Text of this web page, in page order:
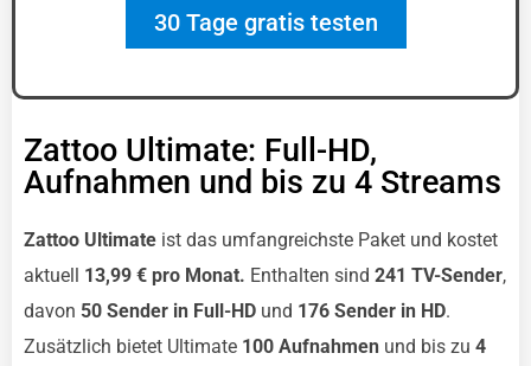
30 Tage gratis testen
Zattoo Ultimate: Full-HD,
Aufnahmen und bis zu 4 Streams
Zattoo Ultimate ist das umfangreichste Paket und kostet
aktuell 13,99 € pro Monat. Enthalten sind 241 TV-Sender,
davon 50 Sender in Full-HD und 176 Sender in HD.
Zusätzlich bietet Ultimate 100 Aufnahmen und bis zu 4